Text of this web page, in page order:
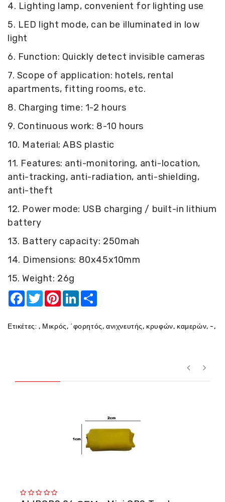
4. Lighting lamp, convenient for lighting use
5. LED light mode, can be illuminated in low
light
6. Function: Quickly detect invisible cameras
7. Scope of application: hotels, rental
apartments, fitting rooms, etc.
8. Charging time: 1-2 hours
9. Continuous work: 8-10 hours
10. Material; ABS plastic
11. Features: anti-monitoring, anti-location,
anti-tracking, anti-radiation, anti-shielding,
anti-theft
12. Power mode: USB charging / built-in lithium
battery
13. Battery capacity: 250mah
14. Dimensions: 80x45x10mm
15. Weight: 26g
Facebook
TwitterPinterestLinkedIn
Ετικέτες: , Μικρός, ΄φορητός,ανιχνευτής, κρυφών, καμερών, -,